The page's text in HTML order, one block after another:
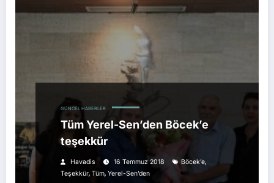
GÜNCEL HABERLER
Tüm Yerel-Sen’den Böcek’e
teşekkür
Havadis 16 Temmuz 2018 Böcek’e,
Teşekkür, Tüm, Yerel-Sen’den